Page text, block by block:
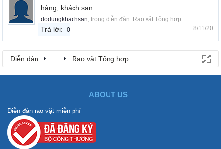
hàng, khách sạn
dodungkhachsan , trong diễn đàn: Rao vặt Tổng hợp
Trả lời: 0 8/11/20
Diễn đàn Rao vặt Tổng hợp
ABOUT US
Diễn đàn rao vặt miễn phí